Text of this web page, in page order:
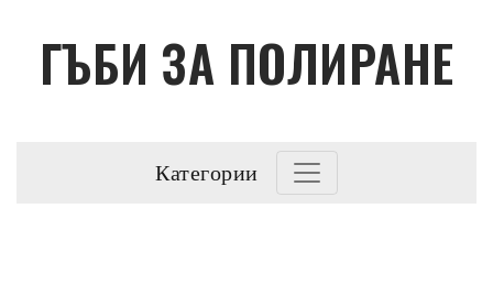
ГЪБИ ЗА ПОЛИРАНЕ
Категории